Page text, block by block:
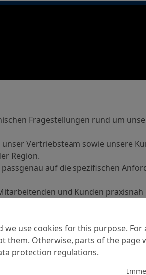
Fragestellungen rund um
Vertriebsteam sowie unsere
Region.
auf die spezifischen
und Kunden
und erproben diese direkt in der
use cookies for this purpose. For
them. Otherwise, parts of the page
protection regulations.